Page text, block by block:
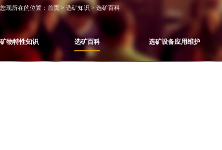
您现所在的位置： 首页 > 选矿知识 > 选矿百科
矿物特性知识 选矿百科 选矿设备应用维护